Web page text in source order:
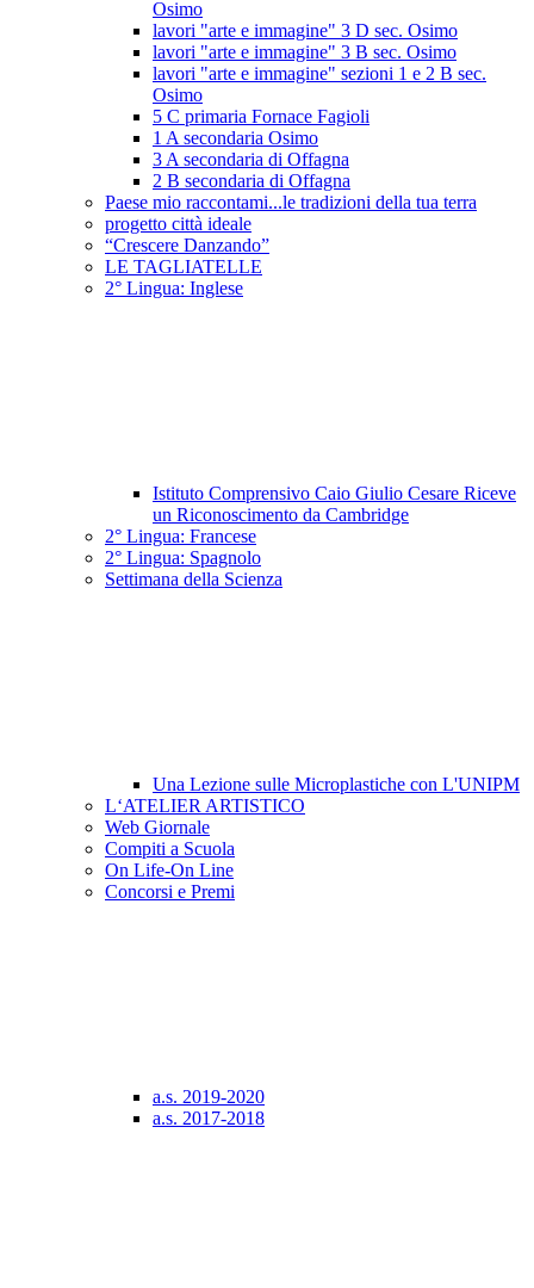
Osimo
lavori "arte e immagine" 3 D sec. Osimo
lavori "arte e immagine" 3 B sec. Osimo
lavori "arte e immagine" sezioni 1 e 2 B sec.
Osimo
5 C primaria Fornace Fagioli
1 A secondaria Osimo
3 A secondaria di Offagna
2 B secondaria di Offagna
Paese mio raccontami...le tradizioni della tua terra
progetto città ideale
“Crescere Danzando”
LE TAGLIATELLE
2° Lingua: Inglese
Istituto Comprensivo Caio Giulio Cesare Riceve
un Riconoscimento da Cambridge
2° Lingua: Francese
2° Lingua: Spagnolo
Settimana della Scienza
Una Lezione sulle Microplastiche con L'UNIPM
L‘ATELIER ARTISTICO
Web Giornale
Compiti a Scuola
On Life-On Line
Concorsi e Premi
a.s. 2019-2020
a.s. 2017-2018